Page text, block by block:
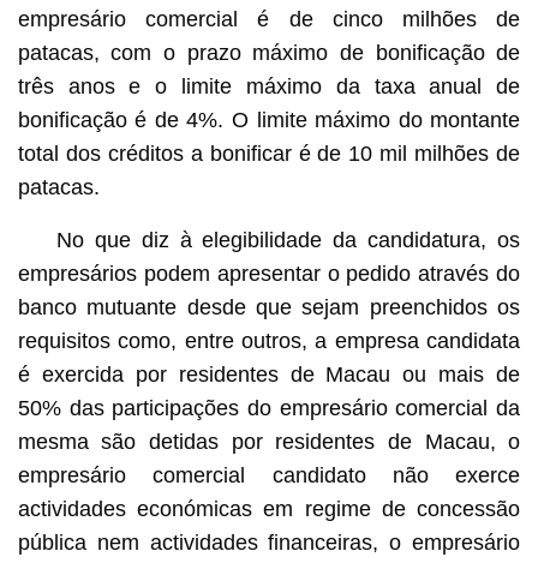
empresário comercial é de cinco milhões de
patacas, com o prazo máximo de bonificação de
três anos e o limite máximo da taxa anual de
bonificação é de 4%. O limite máximo do montante
total dos créditos a bonificar é de 10 mil milhões de
patacas.
No que diz à elegibilidade da candidatura, os
empresários podem apresentar o pedido através do
banco mutuante desde que sejam preenchidos os
requisitos como, entre outros, a empresa candidata
é exercida por residentes de Macau ou mais de
50% das participações do empresário comercial da
mesma são detidas por residentes de Macau, o
empresário comercial candidato não exerce
actividades económicas em regime de concessão
pública nem actividades financeiras, o empresário